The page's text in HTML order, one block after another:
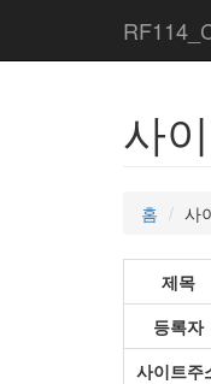
사
홈 사
제목
등록자
사이트주